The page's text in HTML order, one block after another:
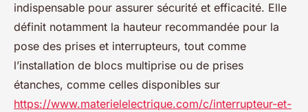
indispensable pour assurer sécurité et efficacité. Elle
définit notamment la hauteur recommandée pour la
pose des prises et interrupteurs, tout comme
l’installation de blocs multiprise ou de prises
étanches, comme celles disponibles sur
https://www.materielelectrique.com/c/interrupteur-et-